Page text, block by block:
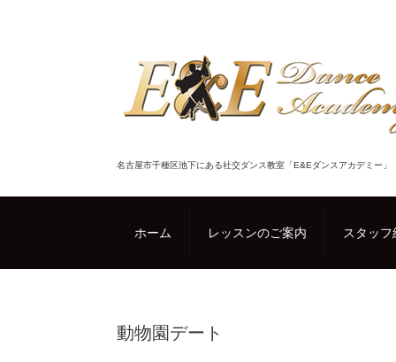
名古屋市千種区池下にある社交ダンス教室「E&Eダンスアカデミー」
ホーム レッスンのご案内 スタッフ
動物園デート